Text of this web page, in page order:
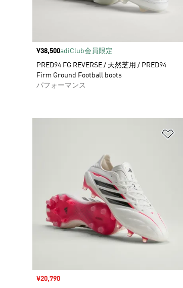
価格
¥38,500adiClub会員限定
PRED94 FG REVERSE / 天然芝用 / PRED94
Firm Ground Football boots
パフォーマンス
セール価格
¥20,790